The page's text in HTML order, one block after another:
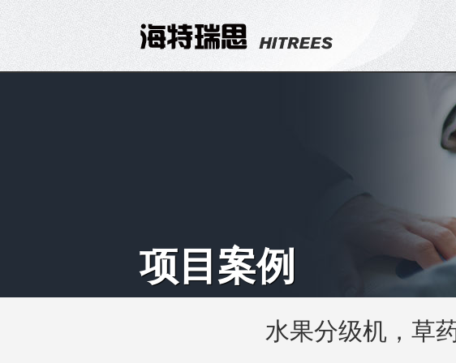
项目案例
水果分级机，草